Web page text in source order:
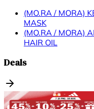
(MO.RA / MORA)
MASK
(MO.RA / MORA)
HAIR OIL
Deals